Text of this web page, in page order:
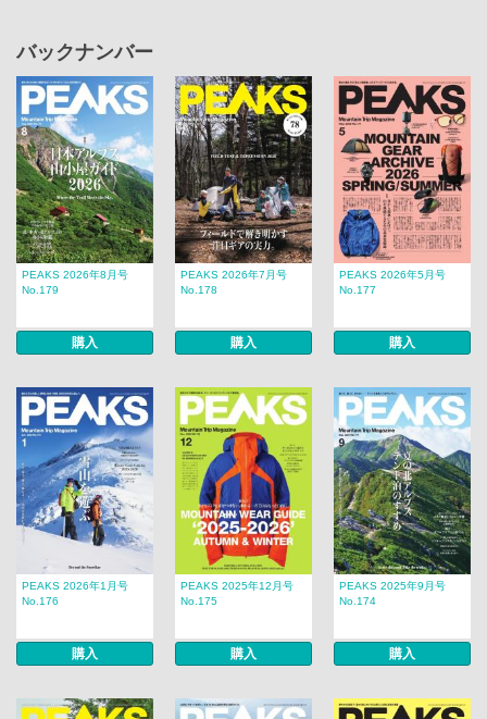
バックナンバー
PEAKS 2026年8月号
No.179
購入
PEAKS 2026年7月号
No.178
購入
PEAKS 2026年5月号
No.177
購入
PEAKS 2026年1月号
No.176
購入
PEAKS 2025年12月号
No.175
購入
PEAKS 2025年9月号
No.174
購入